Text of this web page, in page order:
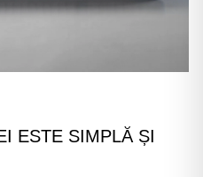
ESTE SIMPLĂ ȘI